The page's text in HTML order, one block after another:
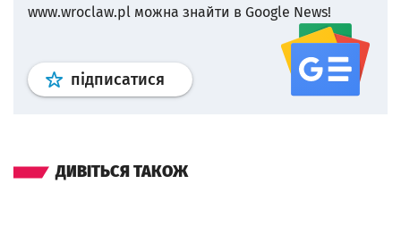
www.wroclaw.pl можна знайти в Google News!
підписатися Профіль google news
ДИВІТЬСЯ ТАКОЖ